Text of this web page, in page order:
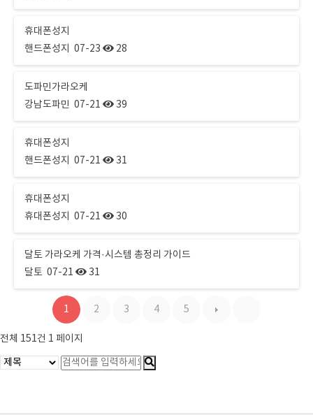
휴대폰성지
핸드폰성지
07-23 28
도파민가라오케
강남도파민 07-21 39
휴대폰성지
핸드폰성지
07-21 31
휴대폰성지
휴대폰성지
07-21 30
달토 가라오케 가격·시스템 총정리 가이드
달토 07-21 31
1 2 3 4 5
전체 151건 1 페이지